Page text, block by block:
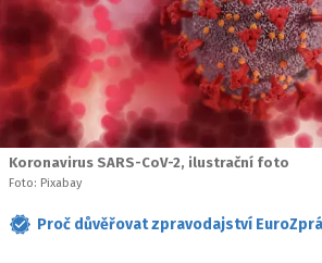
Koronavirus SARS-CoV-2, ilustrační foto
Foto: Pixabay
Proč důvěřovat zpravodajství